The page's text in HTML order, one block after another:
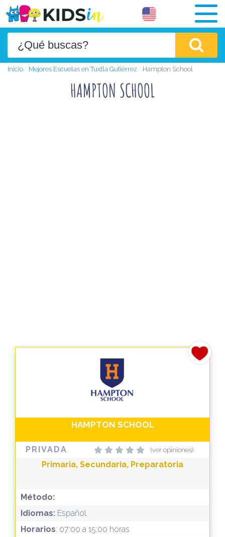
Inicio Mejores Escuelas en Tuxtla Gutiérrez Hampton School
HAMPTON SCHOOL
HAMPTON SCHOOL
PRIVADA (ver opiniones)
Primaria, Secundaria, Preparatoria
Método:
Idiomas: Español
Horarios: 07:00 a 15:00 horas